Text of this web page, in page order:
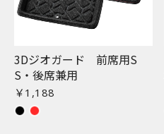
3Dジオガード 前席用S
S・後席兼用
￥1,188